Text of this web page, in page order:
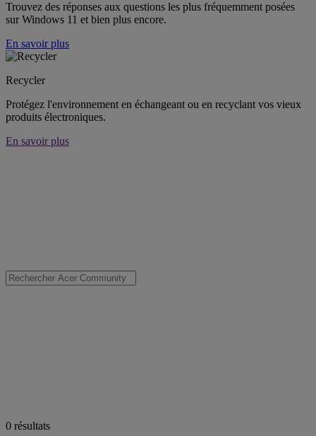
Trouvez des réponses aux questions les plus fréquemment posées
sur Windows 11 et bien plus encore.
En savoir plus
Recycler
Protégez l'environnement en échangeant ou en recyclant vos vieux
produits électroniques.
En savoir plus
0 résultats